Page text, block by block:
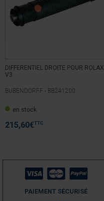
DIFFERENTIEL DROITE POUR ROLAX
V3
BUBENDORFF - BB241200
en stock
215,60€TTC
PAIEMENT SÉCURISÉ